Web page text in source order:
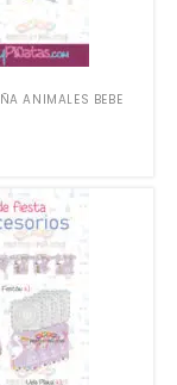
ANIMALES BEBE